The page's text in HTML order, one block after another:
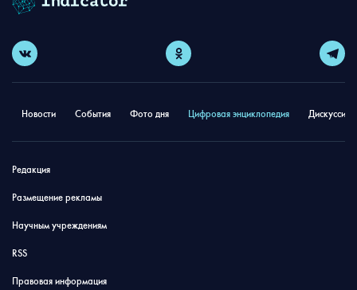
Новости События Фото дня Цифровая энциклопедия
Редакция
Размещение рекламы
Научным учреждениям
RSS
Правовая информация